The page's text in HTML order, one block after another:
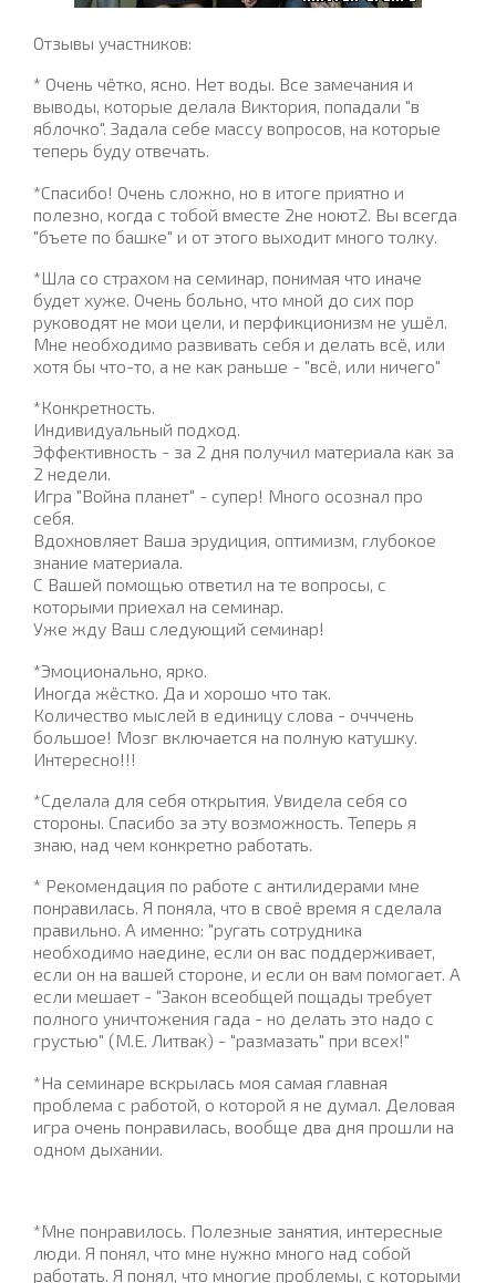
Отзывы участников:
* Очень чётко, ясно. Нет воды. Все замечания и
выводы, которые делала Виктория, попадали "в
яблочко". Задала себе массу вопросов, на которые
теперь буду отвечать.
*Спасибо! Очень сложно, но в итоге приятно и
полезно, когда с тобой вместе 2не ноют2. Вы всегда
"бъете по башке" и от этого выходит много толку.
*Шла со страхом на семинар, понимая что иначе
будет хуже. Очень больно, что мной до сих пор
руководят не мои цели, и перфикционизм не ушёл.
Мне необходимо развивать себя и делать всё, или
хотя бы что-то, а не как раньше - "всё, или ничего"
*Конкретность.
Индивидуальный подход.
Эффективность - за 2 дня получил материала как за
2 недели.
Игра "Война планет" - супер! Много осознал про
себя.
Вдохновляет Ваша эрудиция, оптимизм, глубокое
знание материала.
С Вашей помощью ответил на те вопросы, с
которыми приехал на семинар.
Уже жду Ваш следующий семинар!
*Эмоционально, ярко.
Иногда жёстко. Да и хорошо что так.
Количество мыслей в единицу слова - очччень
большое! Мозг включается на полную катушку.
Интересно!!!
*Сделала для себя открытия. Увидела себя со
стороны. Спасибо за эту возможность. Теперь я
знаю, над чем конкретно работать.
* Рекомендация по работе с антилидерами мне
понравилась. Я поняла, что в своё время я сделала
правильно. А именно: "ругать сотрудника
необходимо наедине, если он вас поддерживает,
если он на вашей стороне, и если он вам помогает. А
если мешает - "Закон всеобщей пощады требует
полного уничтожения гада - но делать это надо с
грустью" (М.Е. Литвак) - "размазать" при всех!"
*На семинаре вскрылась моя самая главная
проблема с работой, о которой я не думал. Деловая
игра очень понравилась, вообще два дня прошли на
одном дыхании.
*Мне понравилось. Полезные занятия, интересные
люди. Я понял, что мне нужно много над собой
работать. Я понял, что многие проблемы, с которыми